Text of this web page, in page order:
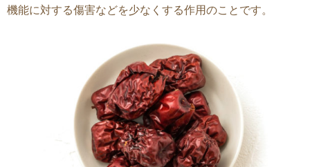
機能に対する傷害などを少なくする作用のことです。